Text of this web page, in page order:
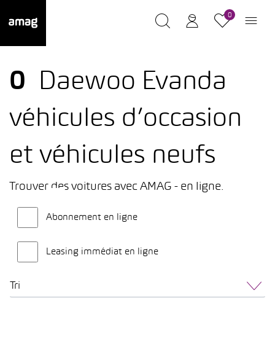
0
0
Daewoo Evanda
véhicules d’occasion
et véhicules neufs
Trouver des voitures avec AMAG - en ligne.
Abonnement en ligne
Leasing immédiat en ligne
Tri